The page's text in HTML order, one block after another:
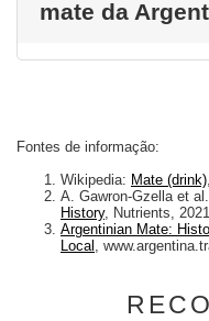
mate da
Fontes de informação:
Wikipedia: Mate (drink),
A. Gawron-Gzella et
History, Nutrients,
Argentinian Mate:
Local ,